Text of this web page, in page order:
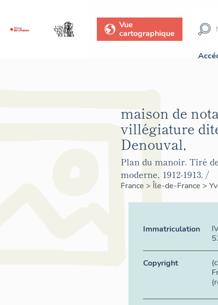
Vue
cartographique
maison de
villégiature
Denouval,
Plan du manoir. Tiré
moderne, 1912-1913. /
France >Île-de-France >
Immatriculation
Copyright